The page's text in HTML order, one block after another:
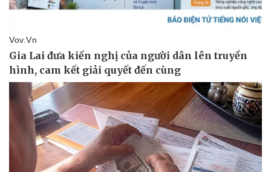
Dinh dưỡng - món ngon
Cây thuốc
Sản phụ khoa
Nhi khoa
Nam khoa
Làm đẹp - giảm cân
Phòng mạch online
Ăn sạch sống khỏe
Đời sống
Blog
Tình yêu - Gia đình